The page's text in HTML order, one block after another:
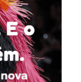
bilhões em